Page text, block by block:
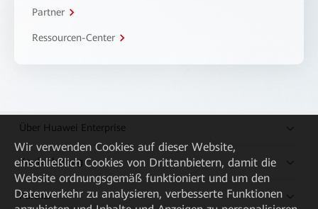
Partner
Ressourcen-Center
Über Huawei Enterprise
Kaufanleitung
Partner
Wir verwenden Cookies auf dieser Website,
einschließlich Cookies von Drittanbietern, damit die
Website ordnungsgemäß funktioniert und um den
Datenverkehr zu analysieren, verbesserte Funktionen